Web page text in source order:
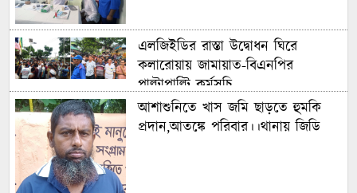
এলজিইডির রাস্তা উদ্বোধন ঘিরে
কলারোয়ায় জামায়াত-বিএনপির
পাল্টাপাল্টি কর্মসূচি
আশাশুনিতে খাস জমি ছাড়তে হুমকি
প্রদান,আতঙ্কে পরিবার।।থানায় জিডি